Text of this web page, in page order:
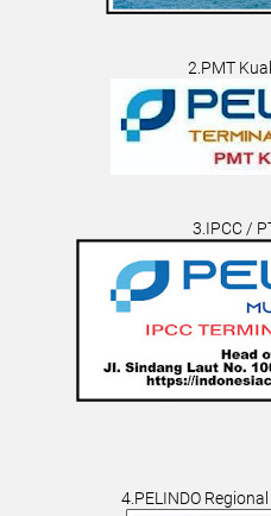
2.PMT
3.IPCC /
4.PELINDO